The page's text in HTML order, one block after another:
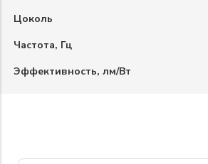
Цоколь
Частота, Гц
Эффективность, лм/Вт